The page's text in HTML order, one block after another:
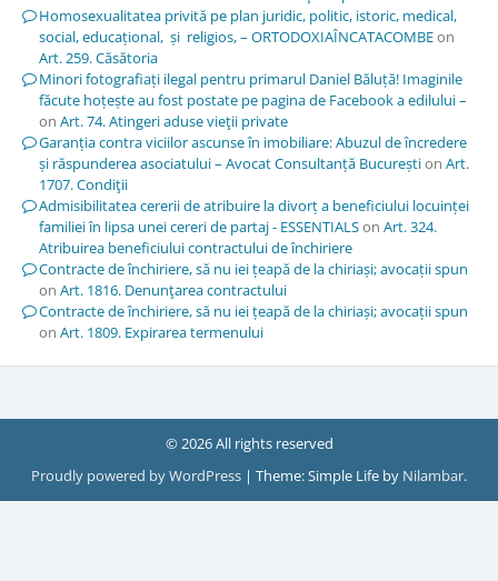
Homosexualitatea privită pe plan juridic, politic, istoric, medical,
social, educațional, și religios, – ORTODOXIAÎNCATACOMBEon
Art. 259. Căsătoria
Minori fotografiați ilegal pentru primarul Daniel Băluță! Imaginile
făcute hoțește au fost postate pe pagina de Facebook a edilului –
on Art. 74. Atingeri aduse vieţii private
Garanția contra viciilor ascunse în imobiliare: Abuzul de încredere
și răspunderea asociatului – Avocat Consultanță Bucureștion Art.
1707. Condiţii
Admisibilitatea cererii de atribuire la divorț a beneficiului locuinței
familiei în lipsa unei cereri de partaj - ESSENTIALSon Art. 324.
Atribuirea beneficiului contractului de închiriere
Contracte de închiriere, să nu iei țeapă de la chiriași; avocații spun
on Art. 1816. Denunţarea contractului
Contracte de închiriere, să nu iei țeapă de la chiriași; avocații spun
on Art. 1809. Expirarea termenului
© 2026 All rights reserved
Proudly powered by WordPress | Theme: Simple Life by Nilambar.